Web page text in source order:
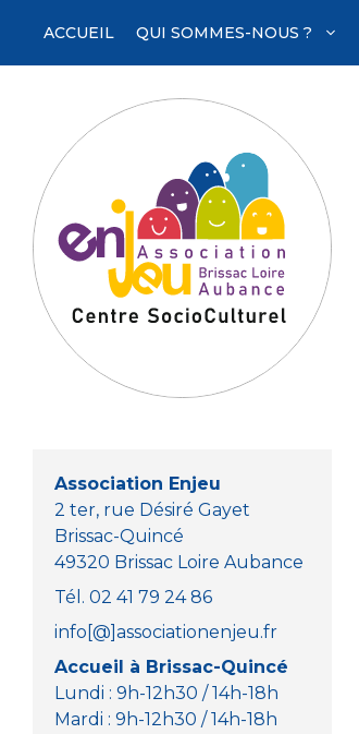
contenu
ACCUEIL QUI SOMMES-NOUS ?
Association Enjeu
2 ter, rue Désiré Gayet
Brissac-Quincé
49320 Brissac Loire Aubance
Tél. 02 41 79 24 86
info[@]associationenjeu.fr
Accueil à Brissac-Quincé
Lundi : 9h-12h30 / 14h-18h
Mardi : 9h-12h30 / 14h-18h